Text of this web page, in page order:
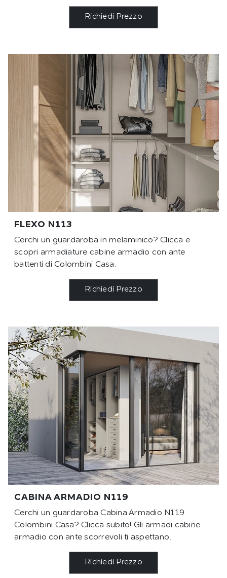
Richiedi Prezzo
FLEXO N113
Cerchi un guardaroba in melaminico? Clicca e
scopri armadiature cabine armadio con ante
battenti di Colombini Casa.
Richiedi Prezzo
CABINA ARMADIO N119
Cerchi un guardaroba Cabina Armadio N119
Colombini Casa? Clicca subito! Gli armadi cabine
armadio con ante scorrevoli ti aspettano.
Richiedi Prezzo